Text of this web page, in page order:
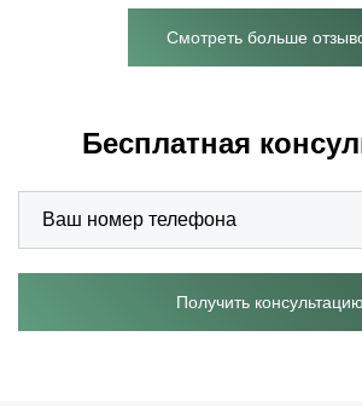
Смотреть больше
Бесплатная
Получить консультацию